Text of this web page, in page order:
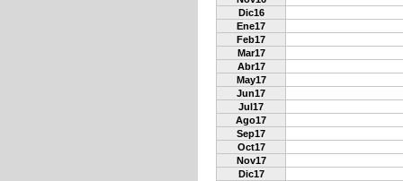
Dic16
Ene17
Feb17
Mar17
Abr17
May17
Jun17
Jul17
Ago17
Sep17
Oct17
Nov17
Dic17